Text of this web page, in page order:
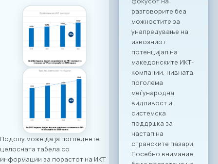
Подолу може да ја погледнете
целосната табела со
информации за порастот на ИКТ
партнерства
помеѓу компаниите
од двете земји.
Програма на
настанот Настанот
ќе биде отворен со
обраќања на
високо
министерско и
амбасадорско
ниво, по што ќе
следува свечено
потпишување на
Меморандум за
соработка помеѓу
МАСИТ и SETPE.